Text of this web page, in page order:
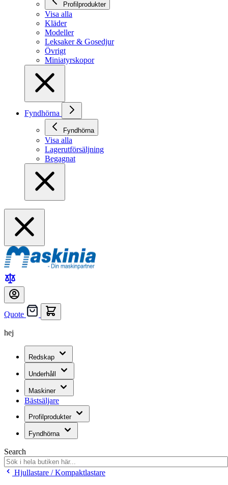
Profilprodukter
Visa alla
Kläder
Modeller
Leksaker & Gosedjur
Övrigt
Miniatyrskopor
Fyndhörna
Fyndhörna
Visa alla
Lagerutförsäljning
Begagnat
Quote
hej
Redskap
Underhåll
Maskiner
Bästsäljare
Profilprodukter
Fyndhörna
Search
Hjullastare / Kompaktlastare